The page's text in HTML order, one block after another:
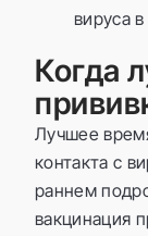
вируса
Когда
Лучшее
контакта с
раннем
вакцинация